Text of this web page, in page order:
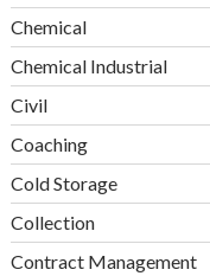
Chemical
Chemical Industrial
Civil
Coaching
Cold Storage
Collection
Contract Management